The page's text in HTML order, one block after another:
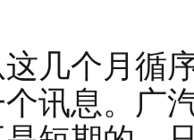
几个月循
讯息。广